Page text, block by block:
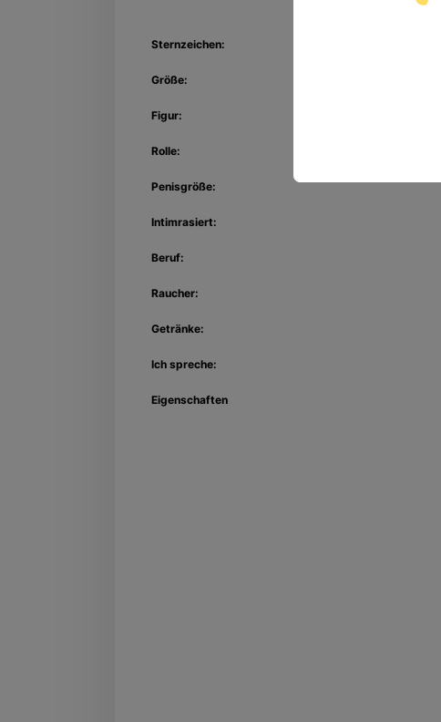
Sternzeichen:
Größe:
Figur:
Rolle:
Penisgröße:
Intimrasiert:
Beruf:
Raucher:
Getränke:
Ich spreche:
Eigenschaften